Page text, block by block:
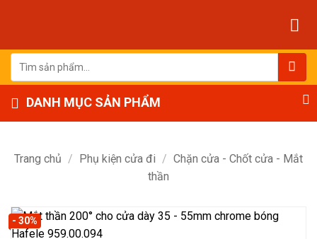
dung
Tìm
kiếm:
DANH MỤC SẢN PHẨM
Trang chủ / Phụ kiện cửa đi / Chặn cửa - Chốt cửa - Mắt
thần
- 30%